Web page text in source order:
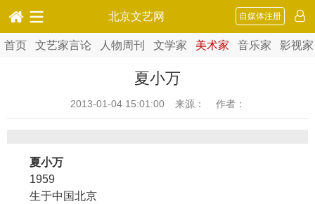
北京文艺网 自媒体注册
首页 文艺家言论 人物周刊 文学家 美术家 音乐家 影视家
夏小万
2013-01-04 15:01:00 来源： 作者：
夏小万
1959
生于中国北京